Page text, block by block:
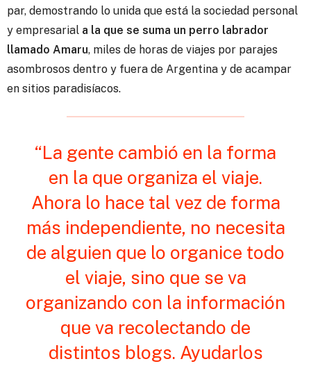
par, demostrando lo unida que está la sociedad personal
y empresarial a la que se suma un perro labrador
llamado Amaru, miles de horas de viajes por parajes
asombrosos dentro y fuera de Argentina y de acampar
en sitios paradisíacos.
“La gente cambió en la forma
en la que organiza el viaje.
Ahora lo hace tal vez de forma
más independiente, no necesita
de alguien que lo organice todo
el viaje, sino que se va
organizando con la información
que va recolectando de
distintos blogs. Ayudarlos